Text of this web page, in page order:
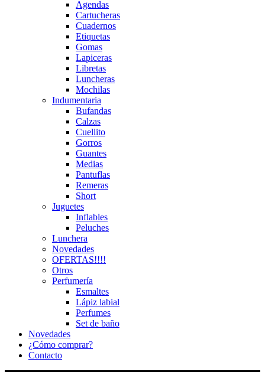
Agendas
Cartucheras
Cuadernos
Etiquetas
Gomas
Lapiceras
Libretas
Luncheras
Mochilas
Indumentaria
Bufandas
Calzas
Cuellito
Gorros
Guantes
Medias
Pantuflas
Remeras
Short
Juguetes
Inflables
Peluches
Lunchera
Novedades
OFERTAS!!!!
Otros
Perfumería
Esmaltes
Lápiz labial
Perfumes
Set de baño
Novedades
¿Cómo comprar?
Contacto